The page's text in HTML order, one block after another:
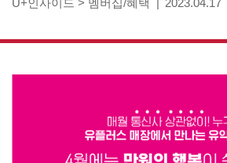
U+인사이드 > 멤버십/혜택 2023.04.17